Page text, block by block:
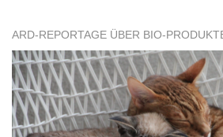
ARD-REPORTAGE ÜBER BIO-